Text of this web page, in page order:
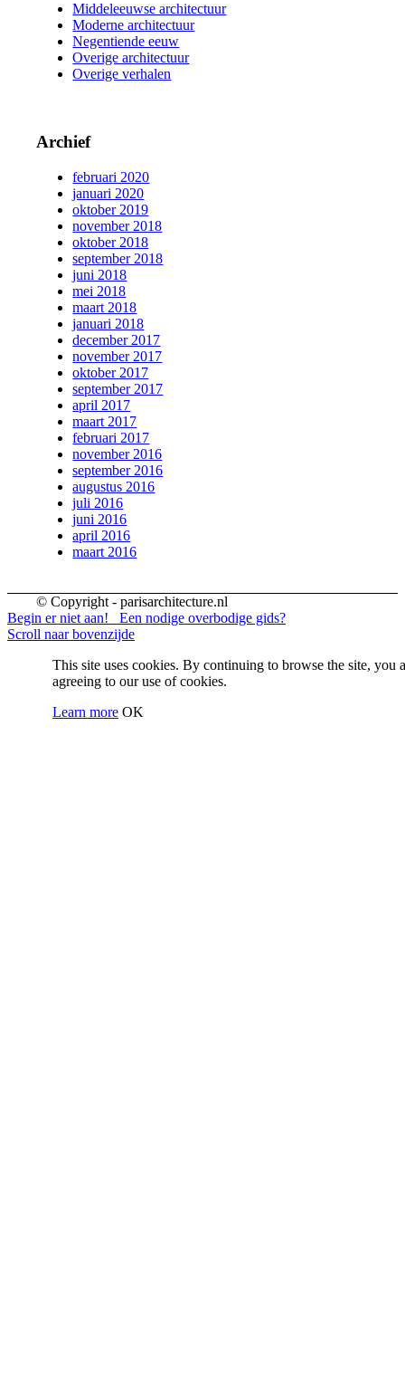
Middeleeuwse architectuur
Moderne architectuur
Negentiende eeuw
Overige architectuur
Overige verhalen
Archief
februari 2020
januari 2020
oktober 2019
november 2018
oktober 2018
september 2018
juni 2018
mei 2018
maart 2018
januari 2018
december 2017
november 2017
oktober 2017
september 2017
april 2017
maart 2017
februari 2017
november 2016
september 2016
augustus 2016
juli 2016
juni 2016
april 2016
maart 2016
© Copyright - parisarchitecture.nl
Begin er niet aan!
Een nodige overbodige gids?
Scroll naar bovenzijde
This site uses cookies. By continuing to browse the site, you
agreeing to our use of cookies.
Learn more OK